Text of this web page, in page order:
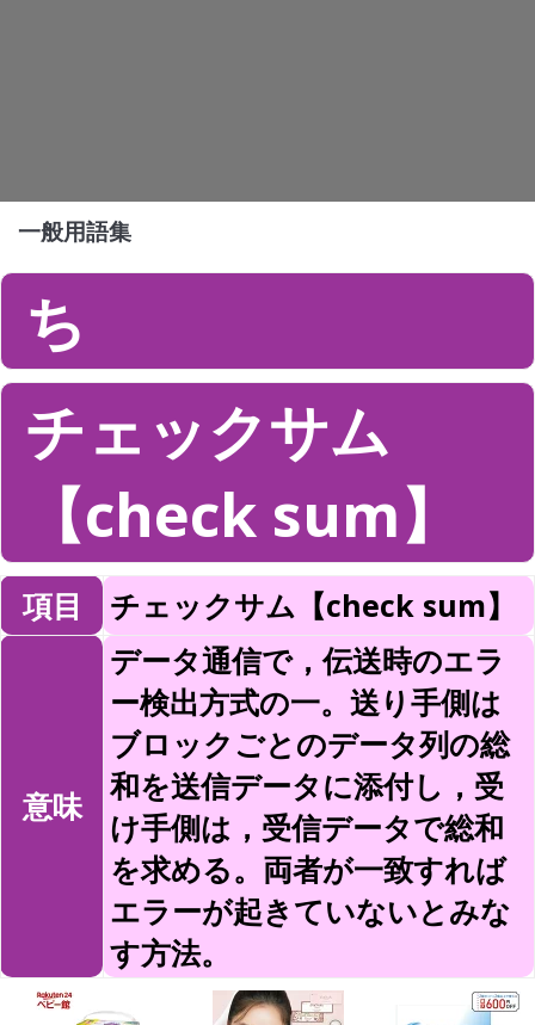
一般用語集
ち
チェックサム
【check sum】
項目 チェックサム【check sum】
意味
データ通信で，伝送時のエラ
ー検出方式の一。送り手側は
ブロックごとのデータ列の総
和を送信データに添付し，受
け手側は，受信データで総和
を求める。両者が一致すれば
エラーが起きていないとみな
す方法。